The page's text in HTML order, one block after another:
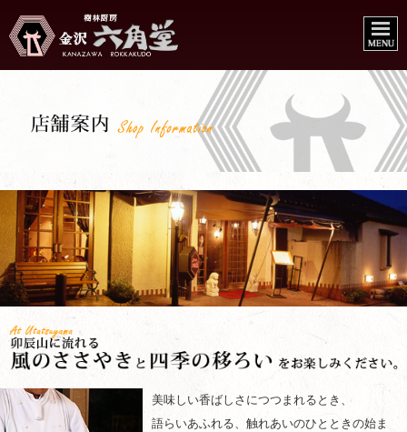
美味しい香ばしさにつつまれるとき、
語らいあふれる、触れあいのひとときの始ま